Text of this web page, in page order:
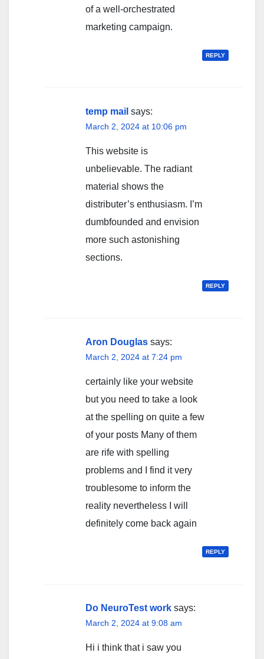
of a well-orchestrated
marketing campaign.
REPLY
temp mail says:
March 2, 2024 at 10:06 pm
This website is
unbelievable. The radiant
material shows the
distributer’s enthusiasm. I’m
dumbfounded and envision
more such astonishing
sections.
REPLY
Aron Douglas says:
March 2, 2024 at 7:24 pm
certainly like your website
but you need to take a look
at the spelling on quite a few
of your posts Many of them
are rife with spelling
problems and I find it very
troublesome to inform the
reality nevertheless I will
definitely come back again
REPLY
Do NeuroTest work says:
March 2, 2024 at 9:08 am
Hi i think that i saw you